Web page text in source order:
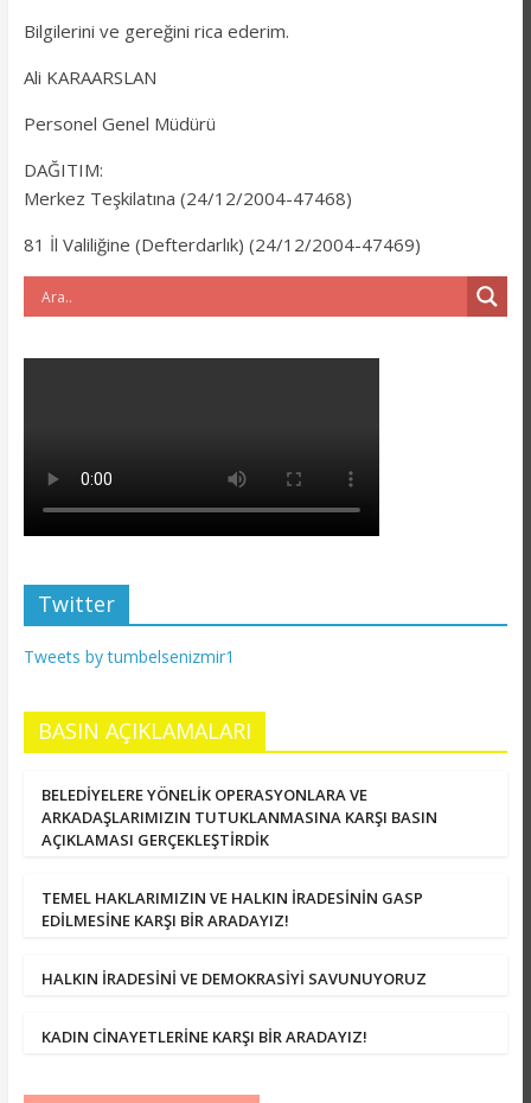
Bilgilerini ve gereğini rica ederim.
Ali KARAARSLAN
Personel Genel Müdürü
DAĞITIM:
Merkez Teşkilatına (24/12/2004-47468)
81 İl Valiliğine (Defterdarlık) (24/12/2004-47469)
Twitter
Tweets by tumbelsenizmir1
BASIN AÇIKLAMALARI
BELEDİYELERE YÖNELİK OPERASYONLARA VE
ARKADAŞLARIMIZIN TUTUKLANMASINA KARŞI BASIN
AÇIKLAMASI GERÇEKLEŞTİRDİK
TEMEL HAKLARIMIZIN VE HALKIN İRADESİNİN GASP
EDİLMESİNE KARŞI BİR ARADAYIZ!
HALKIN İRADESİNİ VE DEMOKRASİYİ SAVUNUYORUZ
KADIN CİNAYETLERİNE KARŞI BİR ARADAYIZ!